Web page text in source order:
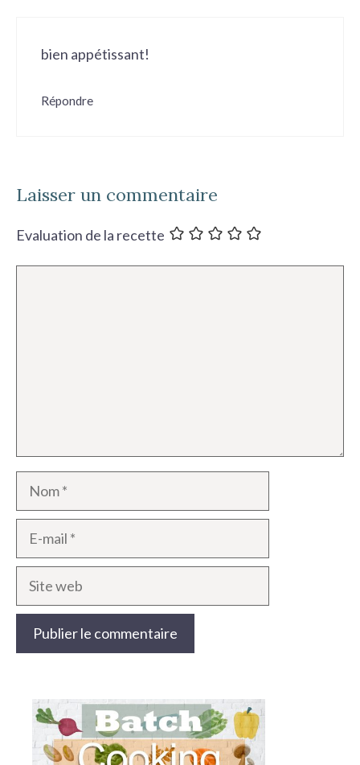
bien appétissant!
Répondre
Laisser un commentaire
Evaluation de la recette
Nom
mail
Site
web